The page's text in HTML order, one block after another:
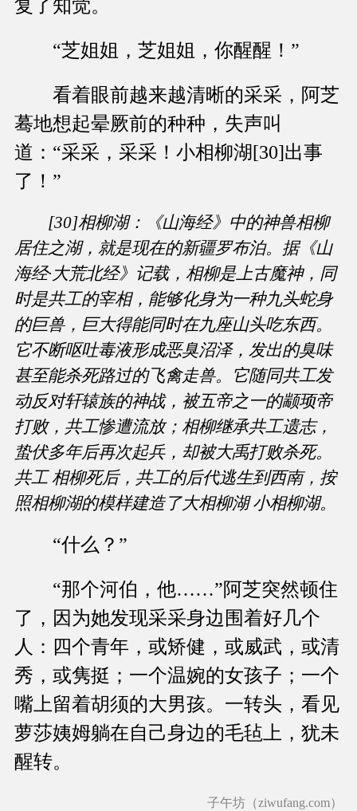
复了知觉。
“芝姐姐，芝姐姐，你醒醒！”
看着眼前越来越清晰的采采，阿芝
蓦地想起晕厥前的种种，失声叫
道：“采采，采采！小相柳湖[30]出事
了！”
[30]相柳湖：《山海经》中的神兽相柳
居住之湖，就是现在的新疆罗布泊。据《山
海经·大荒北经》记载，相柳是上古魔神，同
时是共工的宰相，能够化身为一种九头蛇身
的巨兽，巨大得能同时在九座山头吃东西。
它不断呕吐毒液形成恶臭沼泽，发出的臭味
甚至能杀死路过的飞禽走兽。它随同共工发
动反对轩辕族的神战，被五帝之一的颛顼帝
打败，共工惨遭流放；相柳继承共工遗志，
蛰伏多年后再次起兵，却被大禹打败杀死。
共工 相柳死后，共工的后代逃生到西南，按
照相柳湖的模样建造了大相柳湖 小相柳湖。
“什么？”
“那个河伯，他……”阿芝突然顿住
了，因为她发现采采身边围着好几个
人：四个青年，或矫健，或威武，或清
秀，或隽挺；一个温婉的女孩子；一个
嘴上留着胡须的大男孩。一转头，看见
萝莎姨姆躺在自己身边的毛毡上，犹未
醒转。
子午坊（ziwufang.com）